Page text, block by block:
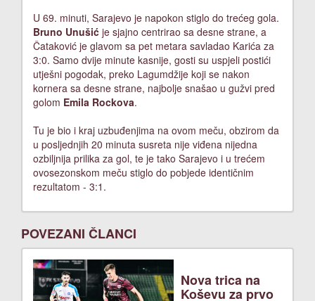
U 69. minuti, Sarajevo je napokon stiglo do trećeg gola.
Bruno Unušić je sjajno centrirao sa desne strane, a
Čataković je glavom sa pet metara savladao Karića za
3:0. Samo dvije minute kasnije, gosti su uspjeli postići
utješni pogodak, preko Lagumdžije koji se nakon
kornera sa desne strane, najbolje snašao u gužvi pred
golom Emila Rockova.
Tu je bio i kraj uzbuđenjima na ovom meču, obzirom da
u posljednjih 20 minuta susreta nije viđena nijedna
ozbiljnija prilika za gol, te je tako Sarajevo i u trećem
ovosezonskom meču stiglo do pobjede identičnim
rezultatom - 3:1.
POVEZANI ČLANCI
Nova trica na
Koševu za prvo